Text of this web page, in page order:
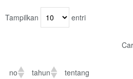
Tampilkan entri
no tahun
tentang